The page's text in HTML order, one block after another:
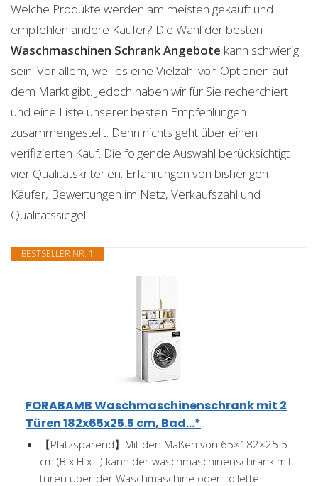
Welche Produkte werden am meisten gekauft und
empfehlen andere Käufer? Die Wahl der besten
Waschmaschinen SchrankAngebote kann schwierig
sein. Vor allem, weil es eine Vielzahl von Optionen auf
dem Markt gibt. Jedoch haben wir für Sie recherchiert
und eine Liste unserer besten Empfehlungen
zusammengestellt. Denn nichts geht über einen
verifizierten Kauf. Die folgende Auswahl berücksichtigt
vier Qualitätskriterien. Erfahrungen von bisherigen
Käufer, Bewertungen im Netz, Verkaufszahl und
Qualitätssiegel.
BESTSELLER NR. 1
FORABAMB Waschmaschinenschrank mit 2
Türen 182x65x25.5 cm, Bad...*
【Platzsparend】Mit den Maßen von 65×182×25.5
cm (B x H x T) kann der waschmaschinenschrank mit
türen über der Waschmaschine oder Toilette